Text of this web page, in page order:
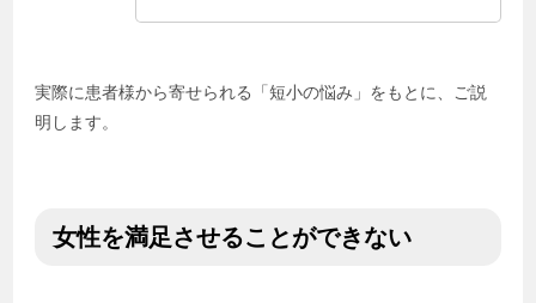
実際に患者様から寄せられる「短小の悩み」をもとに、ご説
明します。
女性を満足させることができない